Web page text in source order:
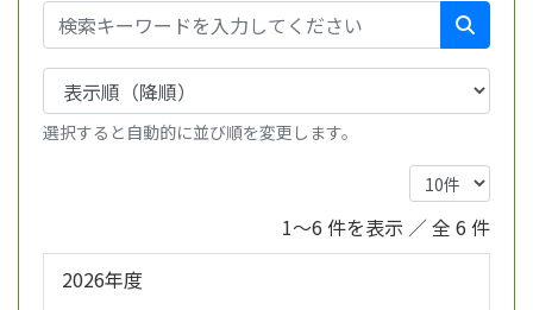
選択すると自動的に並び順を変更します。
1～6 件を表示 ／ 全 6 件
2026年度